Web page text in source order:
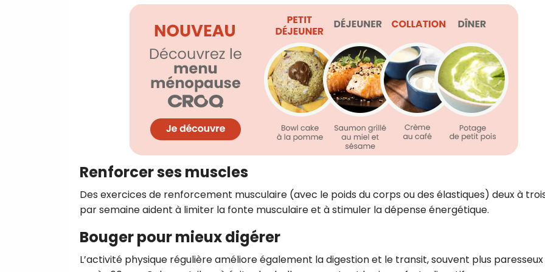
Renforcer ses muscles
Des exercices de renforcement musculaire (avec le poids du corps ou des élastiques) deux à
par semaine aident à limiter la fonte musculaire et à stimuler la dépense énergétique.
Bouger pour mieux digérer
L’activité physique régulière améliore également la digestion et le transit, souvent plus paresseux